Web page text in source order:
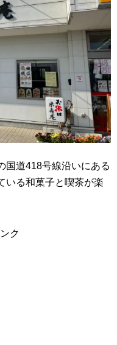
国道418号線沿いにある
いる和菓子と喫茶が楽
ク